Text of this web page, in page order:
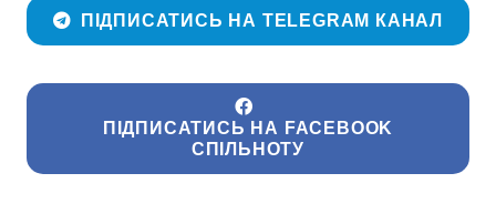
ПІДПИСАТИСЬ НА TELEGRAM КАНАЛ
ПІДПИСАТИСЬ НА FACEBOOK
СПІЛЬНОТУ